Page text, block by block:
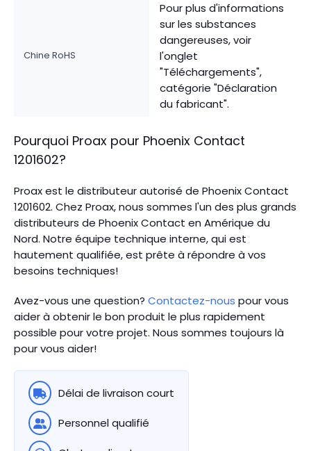
Chine RoHS
Pour plus d'informations
sur les substances
dangereuses, voir
l'onglet
"Téléchargements",
catégorie "Déclaration
du fabricant".
Pourquoi Proax pour Phoenix Contact
1201602?
Proax est le distributeur autorisé de Phoenix Contact
1201602. Chez Proax, nous sommes l'un des plus grands
distributeurs de Phoenix Contact en Amérique du
Nord. Notre équipe technique interne, qui est
hautement qualifiée, est prête à répondre à vos
besoins techniques!
Avez-vous une question? Contactez-nous pour vous
aider à obtenir le bon produit le plus rapidement
possible pour votre projet. Nous sommes toujours là
pour vous aider!
Délai de livraison court
Personnel qualifié